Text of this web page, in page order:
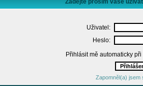
Zadejte prosím vaše
Uživatel:
Heslo:
Přihlásit mě automaticky
Zapomněl(a) jsem